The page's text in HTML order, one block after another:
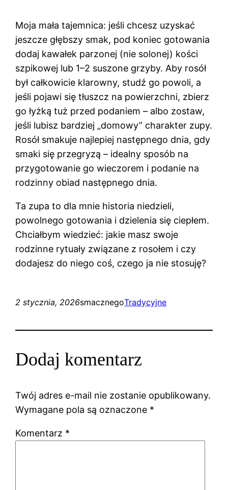
Moja mała tajemnica: jeśli chcesz uzyskać
jeszcze głębszy smak, pod koniec gotowania
dodaj kawałek parzonej (nie solonej) kości
szpikowej lub 1–2 suszone grzyby. Aby rosół
był całkowicie klarowny, studź go powoli, a
jeśli pojawi się tłuszcz na powierzchni, zbierz
go łyżką tuż przed podaniem – albo zostaw,
jeśli lubisz bardziej „domowy” charakter zupy.
Rosół smakuje najlepiej następnego dnia, gdy
smaki się przegryzą – idealny sposób na
przygotowanie go wieczorem i podanie na
rodzinny obiad następnego dnia.
Ta zupa to dla mnie historia niedzieli,
powolnego gotowania i dzielenia się ciepłem.
Chciałbym wiedzieć: jakie masz swoje
rodzinne rytuały związane z rosołem i czy
dodajesz do niego coś, czego ja nie stosuję?
2 stycznia, 2026smacznegoTradycyjne
Dodaj komentarz
Twój adres e-mail nie zostanie opublikowany.
Wymagane pola są oznaczone *
Komentarz *